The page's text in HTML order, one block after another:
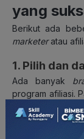
yang
Berikut ada
marketeratau
1. Pilih dan
Ada banyak
program afiliasi.
Perhatikan
denganniche
ditawarkan,